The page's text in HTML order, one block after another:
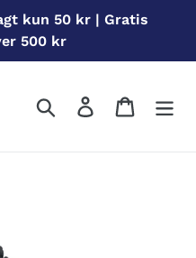
kun 50 kr | Gratis
500 kr
Søg Log ind